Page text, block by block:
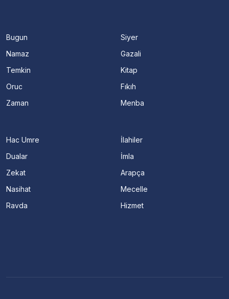
Bugun
Namaz
Temkin
Oruc
Zaman
Siyer
Gazali
Kitap
Fıkıh
Menba
Hac Umre
Dualar
Zekat
Nasihat
Ravda
İlahiler
İmla
Arapça
Mecelle
Hizmet